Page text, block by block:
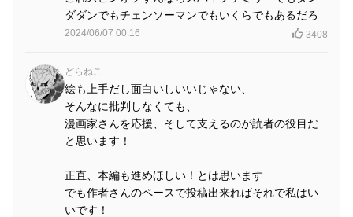
ダダンでもチェンソーマンでもいくらでもあるだろ
2024/06/07 00:16 3408
どらねこ
絵も上手だし面白いしいいじゃない、
そんなに批判しなくても、
漫画家さんを応援、そして支えるのが読者の役目だ
と思います！
正直、本編も進めほしい！とは思います
でも作者さんのペースで投稿出来ればそれで私はい
いです！